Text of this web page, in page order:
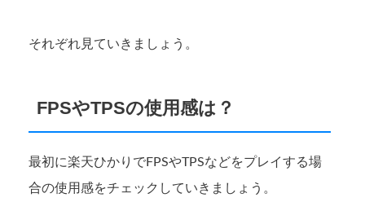
それぞれ見ていきましょう。
FPSやTPSの使用感は？
最初に楽天ひかりでFPSやTPSなどをプレイする場
合の使用感をチェックしていきましょう。